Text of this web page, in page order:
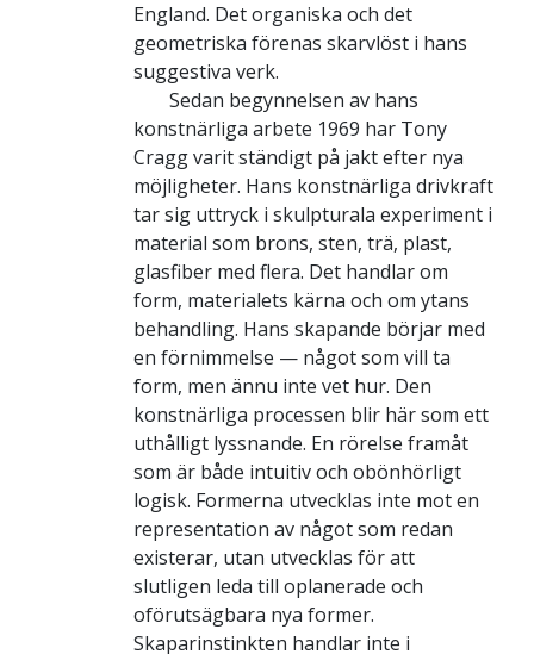
England. Det organiska och det
geometriska förenas skarvlöst i hans
suggestiva verk.
Sedan begynnelsen av hans
konstnärliga arbete 1969 har Tony
Cragg varit ständigt på jakt efter nya
möjligheter. Hans konstnärliga drivkraft
tar sig uttryck i skulpturala experiment i
material som brons, sten, trä, plast,
glasfiber med flera. Det handlar om
form, materialets kärna och om ytans
behandling. Hans skapande börjar med
en förnimmelse — något som vill ta
form, men ännu inte vet hur. Den
konstnärliga processen blir här som ett
uthålligt lyssnande. En rörelse framåt
som är både intuitiv och obönhörligt
logisk. Formerna utvecklas inte mot en
representation av något som redan
existerar, utan utvecklas för att
slutligen leda till oplanerade och
oförutsägbara nya former.
Skaparinstinkten handlar inte i